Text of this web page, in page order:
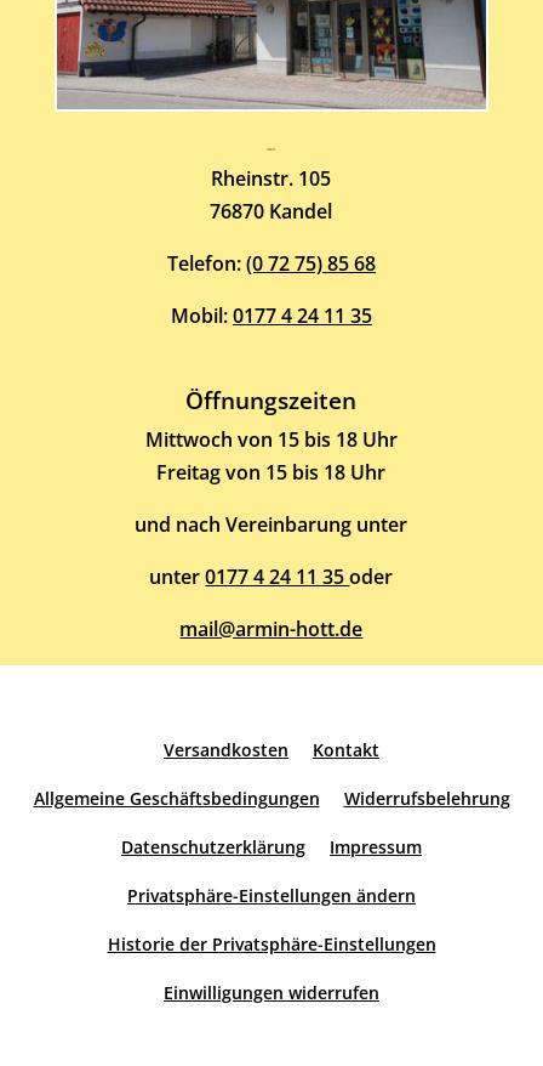
Rheinstr. 105
76870 Kandel
Telefon:(0 72 75) 85 68
Mobil:0177 4 24 11 35
Öffnungszeiten
Mittwoch von 15 bis 18 Uhr
Freitag von 15 bis 18 Uhr
und nach Vereinbarung unter
unter0177 4 24 11 35oder
mail@armin-hott.de
Versandkosten Kontakt
Allgemeine Geschäftsbedingungen Widerrufsbelehrung
Datenschutzerklärung Impressum
Privatsphäre-Einstellungen ändern
Historie der Privatsphäre-Einstellungen
Einwilligungen widerrufen